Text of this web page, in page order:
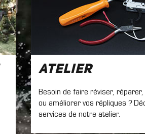
Atelier
Besoin de faire réviser,
ou améliorer vos répliques ?
services de notre atelier.